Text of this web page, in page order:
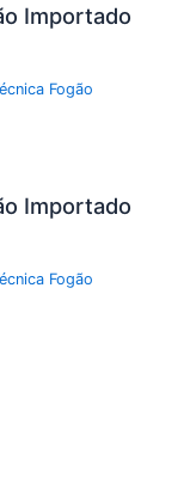
Importado
Fogão
Importado
Fogão